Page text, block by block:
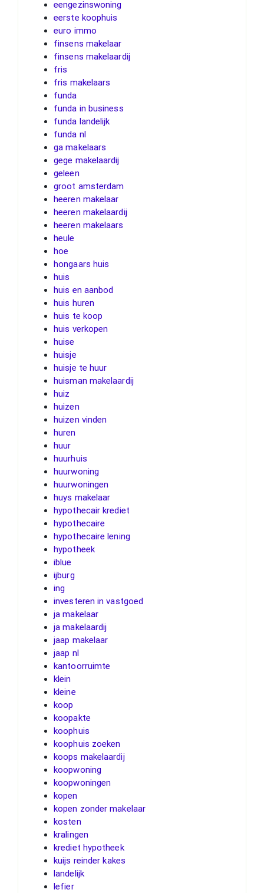
eengezinswoning
eerste koophuis
euro immo
finsens makelaar
finsens makelaardij
fris
fris makelaars
funda
funda in business
funda landelijk
funda nl
ga makelaars
gege makelaardij
geleen
groot amsterdam
heeren makelaar
heeren makelaardij
heeren makelaars
heule
hoe
hongaars huis
huis
huis en aanbod
huis huren
huis te koop
huis verkopen
huise
huisje
huisje te huur
huisman makelaardij
huiz
huizen
huizen vinden
huren
huur
huurhuis
huurwoning
huurwoningen
huys makelaar
hypothecair krediet
hypothecaire
hypothecaire lening
hypotheek
iblue
ijburg
ing
investeren in vastgoed
ja makelaar
ja makelaardij
jaap makelaar
jaap nl
kantoorruimte
klein
kleine
koop
koopakte
koophuis
koophuis zoeken
koops makelaardij
koopwoning
koopwoningen
kopen
kopen zonder makelaar
kosten
kralingen
krediet hypotheek
kuijs reinder kakes
landelijk
lefier